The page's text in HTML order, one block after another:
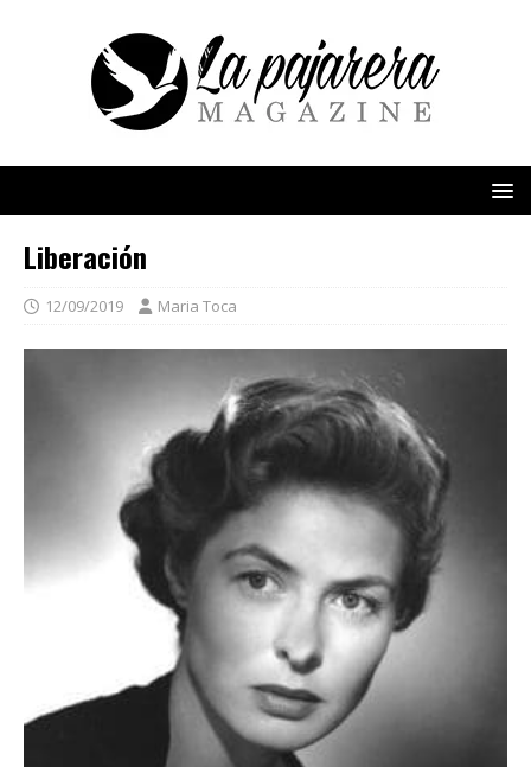
Liberación
12/09/2019 Maria Toca